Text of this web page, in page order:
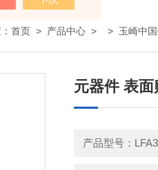
首页 > 产品中心 > > 玉崎中
元器件 表
产品型号：